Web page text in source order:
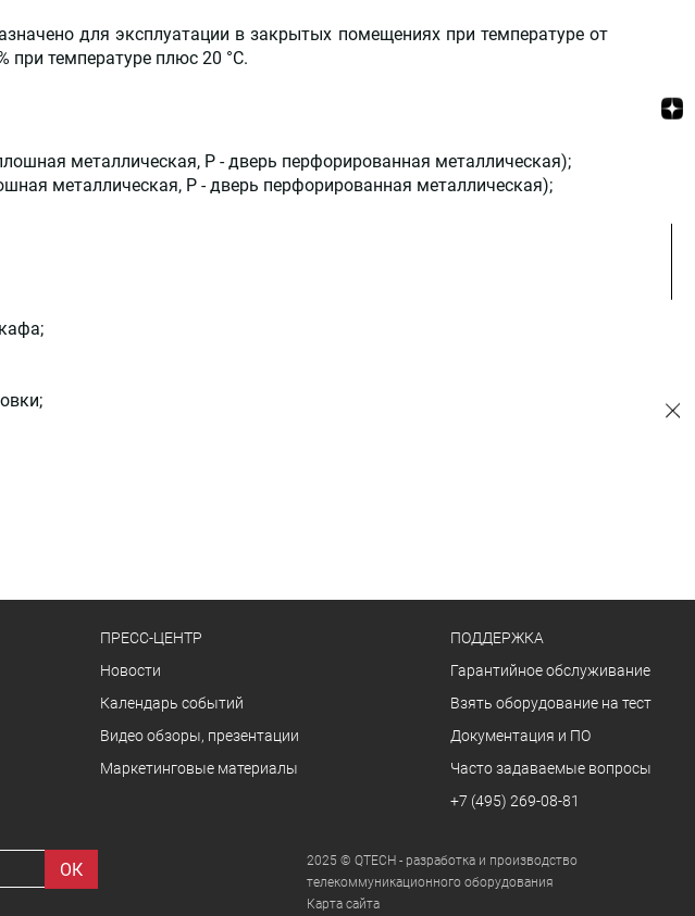
для эксплуатации в закрытых помещениях при температуре от
при температуре плюс 20 °С.
металлическая, P - дверь перфорированная металлическая);
металлическая, P - дверь перфорированная металлическая);
ПРЕСС-ЦЕНТР
Новости
Календарь событий
Видео обзоры, презентации
Маркетинговые материалы
ПОДДЕРЖКА
Гарантийное обслуживание
Взять оборудование на тест
Документация и ПО
Часто задаваемые вопросы
+7 (495) 269-08-81
2025 © QTECH - разработка и производство
телекоммуникационного оборудования
Карта сайта